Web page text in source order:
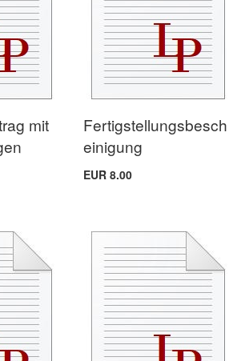
mit
Fertigstellungsbesch
einigung
EUR 8.00